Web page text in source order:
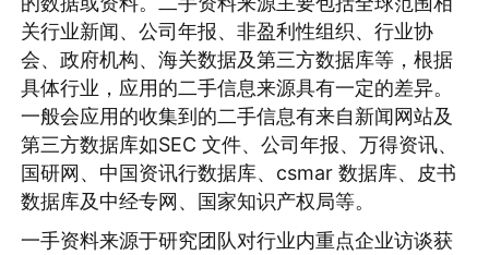
关行业新闻、公司年报、非盈利性组织、行业协
会、政府机构、海关数据及第三方数据库等，根据
具体行业，应用的二手信息来源具有一定的差异。
一般会应用的收集到的二手信息有来自新闻网站及
第三方数据库如SEC 文件、公司年报、万得资讯、
国研网、中国资讯行数据库、csmar 数据库、皮书
数据库及中经专网、国家知识产权局等。
一手资料来源于研究团队对行业内重点企业访谈获